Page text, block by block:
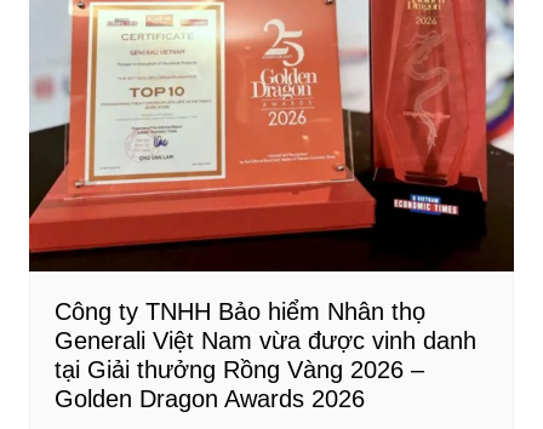
Công ty TNHH Bảo hiểm Nhân thọ
Generali Việt Nam vừa được vinh danh
tại Giải thưởng Rồng Vàng 2026 –
Golden Dragon Awards 2026